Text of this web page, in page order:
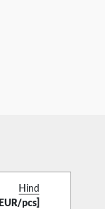
Hind
[EUR/pcs]